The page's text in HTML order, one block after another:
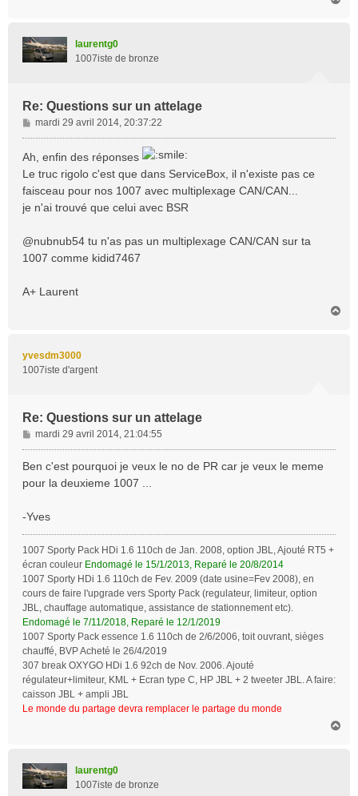
laurentg0
1007iste de bronze
Re: Questions sur un attelage
M
e
s
a
g
e
mardi 29 avril 2014, 20:37:22
Ah, enfin des réponses
Le truc rigolo c'est que dans ServiceBox, il n'existe pas ce
faisceau pour nos 1007 avec multiplexage CAN/CAN...
je n'ai trouvé que celui avec BSR
@nubnub54 tu n'as pas un multiplexage CAN/CAN sur ta
1007 comme kidid7467
A+ Laurent
yvesdm3000
1007iste d'argent
Re: Questions sur un attelage
M
e
s
e
mardi 29 avril 2014, 21:04:55
Ben c'est pourquoi je veux le no de PR car je veux le meme
pour la deuxieme 1007 ...
-Yves
1007 Sporty Pack HDi 1.6 110ch de Jan. 2008, option JBL, Ajouté RT5 +
écran couleur Endomagé le 15/1/2013, Reparé le 20/8/2014
1007 Sporty HDi 1.6 110ch de Fev. 2009 (date usine=Fev 2008), en
cours de faire l'upgrade vers Sporty Pack (regulateur, limiteur, option
JBL, chauffage automatique, assistance de stationnement etc).
Endomagé le 7/11/2018, Reparé le 12/1/2019
1007 Sporty Pack essence 1.6 110ch de 2/6/2006, toit ouvrant, sièges
chauffé, BVP Acheté le 26/4/2019
307 break OXYGO HDi 1.6 92ch de Nov. 2006. Ajouté
régulateur+limiteur, KML + Ecran type C, HP JBL + 2 tweeter JBL. A faire:
caisson JBL + ampli JBL
Le monde du partage devra remplacer le partage du monde
laurentg0
1007iste de bronze